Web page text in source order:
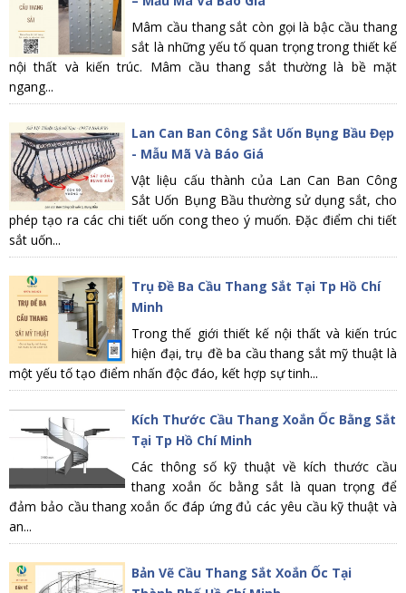
Mâm cầu thang sắt còn gọi là bậc cầu thang
sắt là những yếu tố quan trọng trong thiết kế
nội thất và kiến trúc. Mâm cầu thang sắt thường là bề mặt
ngang...
Lan Can Ban Công Sắt Uốn Bụng Bầu Đẹp
- Mẫu Mã Và Báo Giá
Vật liệu cấu thành của Lan Can Ban Công
Sắt Uốn Bụng Bầu thường sử dụng sắt, cho
phép tạo ra các chi tiết uốn cong theo ý muốn. Đặc điểm chi tiết
sắt uốn...
Trụ Đề Ba Cầu Thang Sắt Tại Tp Hồ Chí
Minh
Trong thế giới thiết kế nội thất và kiến trúc
hiện đại, trụ đề ba cầu thang sắt mỹ thuật là
một yếu tố tạo điểm nhấn độc đáo, kết hợp sự tinh...
Kích Thước Cầu Thang Xoắn Ốc Bằng Sắt
Tại Tp Hồ Chí Minh
Các thông số kỹ thuật về kích thước cầu
thang xoắn ốc bằng sắt là quan trọng để
đảm bảo cầu thang xoắn ốc đáp ứng đủ các yêu cầu kỹ thuật và
an...
Bản Vẽ Cầu Thang Sắt Xoắn Ốc Tại